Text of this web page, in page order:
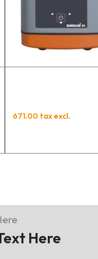
671.00 tax excl.
Here